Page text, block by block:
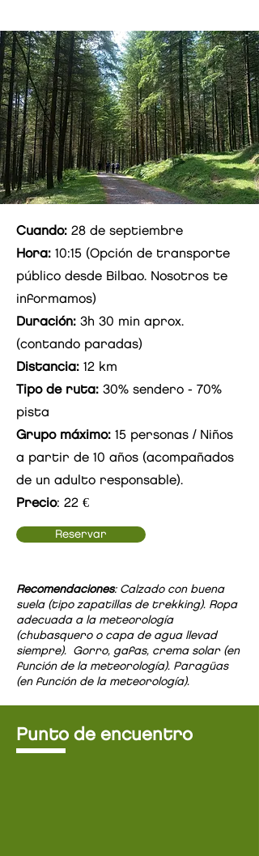
Cuando: 28 de septiembre
Hora: 10:15 (Opción de transporte
público desde Bilbao. Nosotros te
informamos)
Duración: 3h 30 min aprox.
(contando paradas)
Distancia: 12 km
Tipo de ruta: 30% sendero - 70%
pista
Grupo máximo: 15 personas / Niños
a partir de 10 años (acompañados
de un adulto responsable).
Precio: 22 €
Reservar
Recomendaciones: Calzado con buena
suela (tipo zapatillas de trekking). Ropa
adecuada a la meteorología
(chubasquero o capa de agua llevad
siempre). Gorro, gafas, crema solar (en
función de la meteorología). Paragüas
(en función de la meteorología).
Punto de encuentro